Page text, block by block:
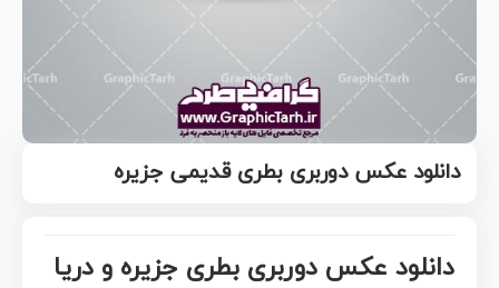
دانلود عکس دوربری بطری قدیمی جزیره
دانلود عکس دوربری بطری جزیره و دریا